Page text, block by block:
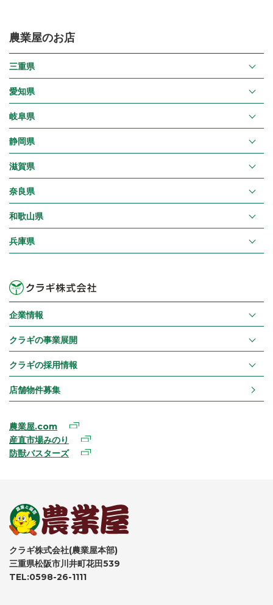
農業屋のお店
三重県
愛知県
岐阜県
静岡県
滋賀県
奈良県
和歌山県
兵庫県
企業情報
クラギの事業展開
クラギの採用情報
店舗物件募集
農業屋.com
産直市場みのり
防獣バスターズ
クラギ株式会社(農業屋本部)
三重県松阪市川井町花田539
TEL:0598-26-1111